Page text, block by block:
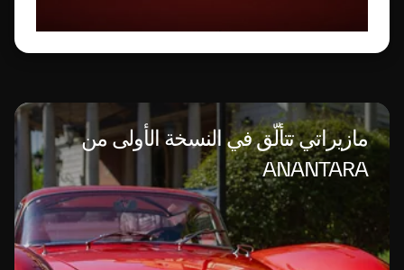
مازيراتي تتألّق في النسخة الأولى من
ANANTARA